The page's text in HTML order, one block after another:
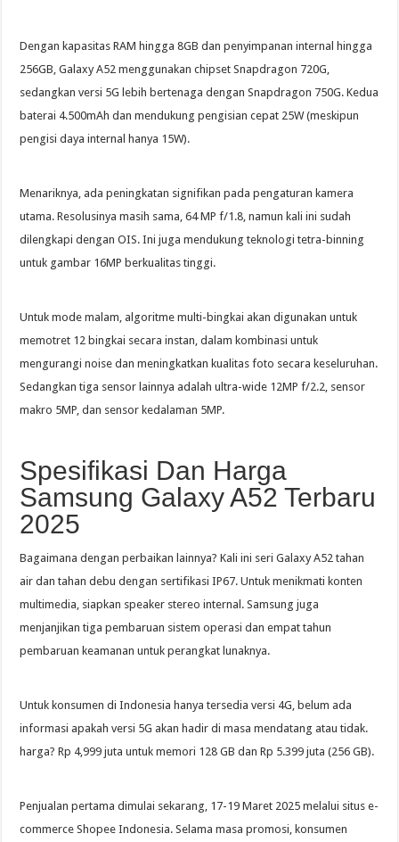
Dengan kapasitas RAM hingga 8GB dan penyimpanan internal hingga
256GB, Galaxy A52 menggunakan chipset Snapdragon 720G,
sedangkan versi 5G lebih bertenaga dengan Snapdragon 750G. Kedua
baterai 4.500mAh dan mendukung pengisian cepat 25W (meskipun
pengisi daya internal hanya 15W).
Menariknya, ada peningkatan signifikan pada pengaturan kamera
utama. Resolusinya masih sama, 64 MP f/1.8, namun kali ini sudah
dilengkapi dengan OIS. Ini juga mendukung teknologi tetra-binning
untuk gambar 16MP berkualitas tinggi.
Untuk mode malam, algoritme multi-bingkai akan digunakan untuk
memotret 12 bingkai secara instan, dalam kombinasi untuk
mengurangi noise dan meningkatkan kualitas foto secara keseluruhan.
Sedangkan tiga sensor lainnya adalah ultra-wide 12MP f/2.2, sensor
makro 5MP, dan sensor kedalaman 5MP.
Spesifikasi Dan Harga
Samsung Galaxy A52 Terbaru
2025
Bagaimana dengan perbaikan lainnya? Kali ini seri Galaxy A52 tahan
air dan tahan debu dengan sertifikasi IP67. Untuk menikmati konten
multimedia, siapkan speaker stereo internal. Samsung juga
menjanjikan tiga pembaruan sistem operasi dan empat tahun
pembaruan keamanan untuk perangkat lunaknya.
Untuk konsumen di Indonesia hanya tersedia versi 4G, belum ada
informasi apakah versi 5G akan hadir di masa mendatang atau tidak.
harga? Rp 4,999 juta untuk memori 128 GB dan Rp 5.399 juta (256 GB).
Penjualan pertama dimulai sekarang, 17-19 Maret 2025 melalui situs e-
commerce Shopee Indonesia. Selama masa promosi, konsumen